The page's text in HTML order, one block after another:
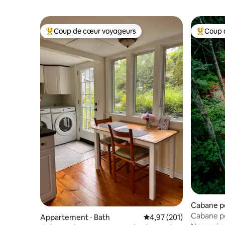
Coups de cœur voyageurs les plus appréciés
Coup de cœur voyageurs
Appartement ⋅ Bath Évaluation moyenne
4,97 (201)
Coups
Coup
Cabane
Cabane